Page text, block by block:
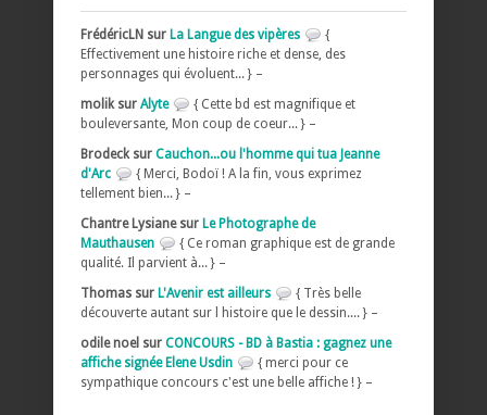
FrédéricLN sur La Langue des vipères
{
Effectivement une histoire riche et dense, des
personnages qui évoluent... } –
molik sur Alyte
{ Cette bd est magnifique et
bouleversante, Mon coup de coeur... } –
Brodeck sur Cauchon...ou l'homme qui tua Jeanne
d'Arc
{ Merci, Bodoï ! A la fin, vous exprimez
tellement bien... } –
Chantre Lysiane sur Le Photographe de
Mauthausen
{ Ce roman graphique est de grande
qualité. Il parvient à... } –
Thomas sur L'Avenir est ailleurs
{ Très belle
découverte autant sur l histoire que le dessin.... } –
odile noel sur CONCOURS - BD à Bastia : gagnez une
affiche signée Elene Usdin
{ merci pour ce
sympathique concours c'est une belle affiche ! } –